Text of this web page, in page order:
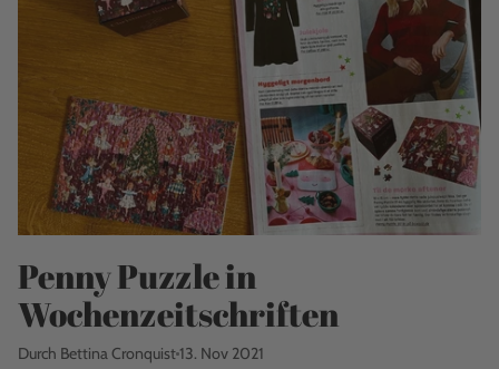
Penny Puzzle in
Wochenzeitschriften
Durch Bettina Cronquist 13. Nov 2021